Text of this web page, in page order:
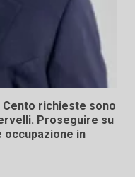
Cento richieste sono
Proseguire su
occupazione in